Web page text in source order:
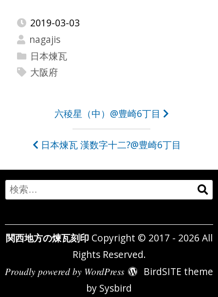
2019-03-03
nagajis
日本煉瓦
大阪府
ビ
ゲ
ー
シ
ョ
六稜星（中）@豊崎6丁目
日本煉瓦 漢数字十二?@豊崎6丁目
Search
for:
関西地方の煉瓦刻印 Copyright © 2017 - 2026 All
Rights Reserved.
Proudly powered by WordPress
BirdSITE theme
by Sysbird